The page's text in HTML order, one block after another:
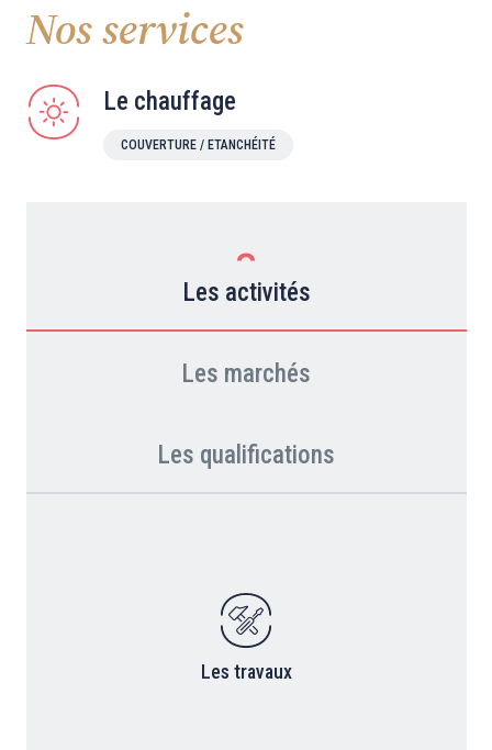
Nos services
Le chauffage
COUVERTURE / ETANCHÉITÉ
Les activités
Les marchés
Les qualifications
Les travaux